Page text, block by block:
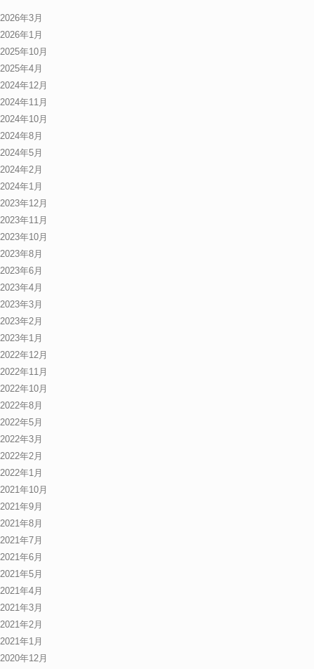
2026年3月
2026年1月
2025年10月
2025年4月
2024年12月
2024年11月
2024年10月
2024年8月
2024年5月
2024年2月
2024年1月
2023年12月
2023年11月
2023年10月
2023年8月
2023年6月
2023年4月
2023年3月
2023年2月
2023年1月
2022年12月
2022年11月
2022年10月
2022年8月
2022年5月
2022年3月
2022年2月
2022年1月
2021年10月
2021年9月
2021年8月
2021年7月
2021年6月
2021年5月
2021年4月
2021年3月
2021年2月
2021年1月
2020年12月